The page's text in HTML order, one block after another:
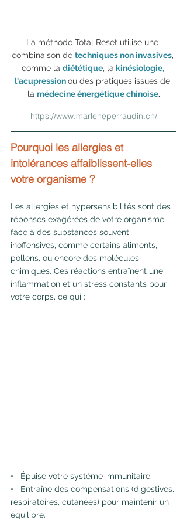
La méthode Total Reset utilise une
combinaison de techniques non invasives,
comme la diététique, la kinésiologie,
l'acupressionou des pratiques issues de
la médecine énergétique chinoise.
https://www.marleneperraudin.ch/
Pourquoi les allergies et
intolérances affaiblissent-elles
votre organisme ?
Les allergies et hypersensibilités sont des
réponses exagérées de votre organisme
face à des substances souvent
inoffensives, comme certains aliments,
pollens, ou encore des molécules
chimiques. Ces réactions entraînent une
inflammation et un stress constants pour
votre corps, ce qui :
•   Épuise votre système immunitaire.
•   Entraîne des compensations (digestives,
respiratoires, cutanées) pour maintenir un
équilibre.